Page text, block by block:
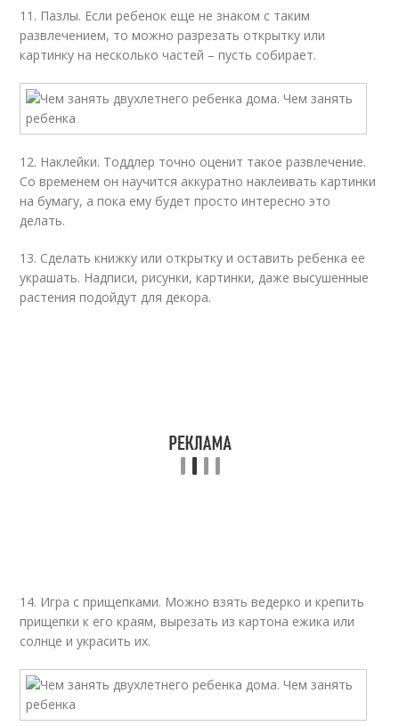
11. Пазлы. Если ребенок еще не знаком с таким
развлечением, то можно разрезать открытку или
картинку на несколько частей – пусть собирает.
12. Наклейки. Тоддлер точно оценит такое развлечение.
Со временем он научится аккуратно наклеивать картинки
на бумагу, а пока ему будет просто интересно это
делать.
13. Сделать книжку или открытку и оставить ребенка ее
украшать. Надписи, рисунки, картинки, даже высушенные
растения подойдут для декора.
14. Игра с прищепками. Можно взять ведерко и крепить
прищепки к его краям, вырезать из картона ежика или
солнце и украсить их.